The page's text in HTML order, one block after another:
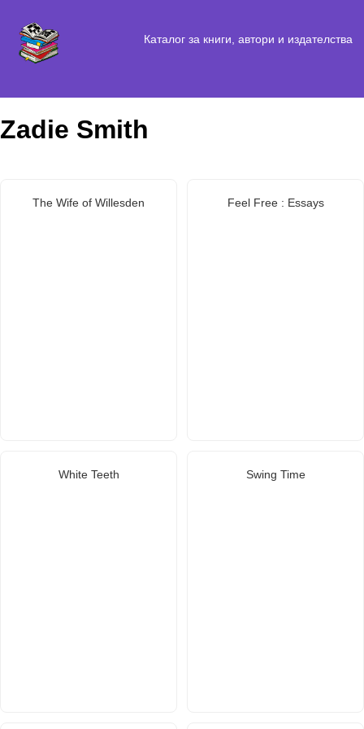
Каталог за книги, автори и издателства
Zadie Smith
The Wife of Willesden Feel Free : Essays
White Teeth Swing Time